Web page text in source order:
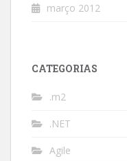
março 2012
CATEGORIAS
.m2
.NET
Agile